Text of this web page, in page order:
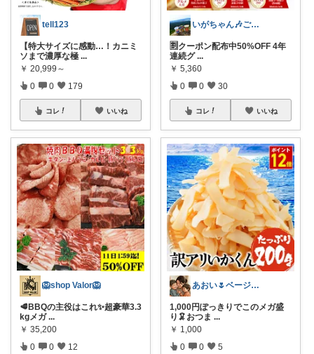
tell123
【特大サイズに感動…！カニミ
ソまで濃厚な極 ...
￥ 20,999～
0 0 179
コレ いいね
🦁shop Valor🦁
🥩BBQの主役はこれ✨超豪華3.3
kgメガ ...
￥ 35,200
0 0 12
いがちゃん🎶ご購入感謝です🎶
🈹クーポン配布中50%OFF 4年
連続グ ...
￥ 5,360
0 0 30
コレ いいね
あおい🌷ベージュ好き♡時短アイテム好き
1,000円ぽっきりでこのメガ盛
り🦑おつま ...
￥ 1,000
0 0 5